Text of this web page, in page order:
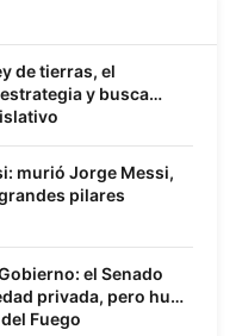
de tierras, el
y busca
murió Jorge Messi,
pilares
el Senado
privada, pero hubo
Fuego